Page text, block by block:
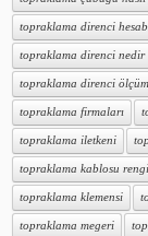
topraklama direnci
topraklama direnci nedir
topraklama direnci
topraklama firmaları
topraklama iletkeni
topraklama kablosu rengi
topraklama klemensi
topraklama megeri